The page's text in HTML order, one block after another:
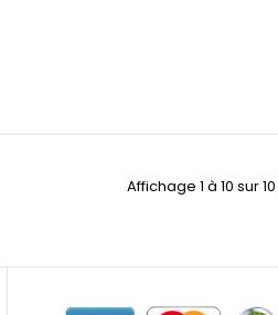
Affichage 1 à 10 sur